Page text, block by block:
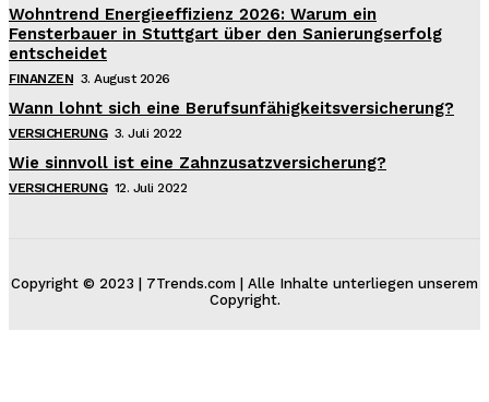
Wohntrend Energieeffizienz 2026: Warum ein
Fensterbauer in Stuttgart über den Sanierungserfolg
entscheidet
FINANZEN 3. August 2026
Wann lohnt sich eine Berufsunfähigkeitsversicherung?
VERSICHERUNG 3. Juli 2022
Wie sinnvoll ist eine Zahnzusatzversicherung?
VERSICHERUNG 12. Juli 2022
Copyright © 2023 | 7Trends.com | Alle Inhalte unterliegen unserem
Copyright.